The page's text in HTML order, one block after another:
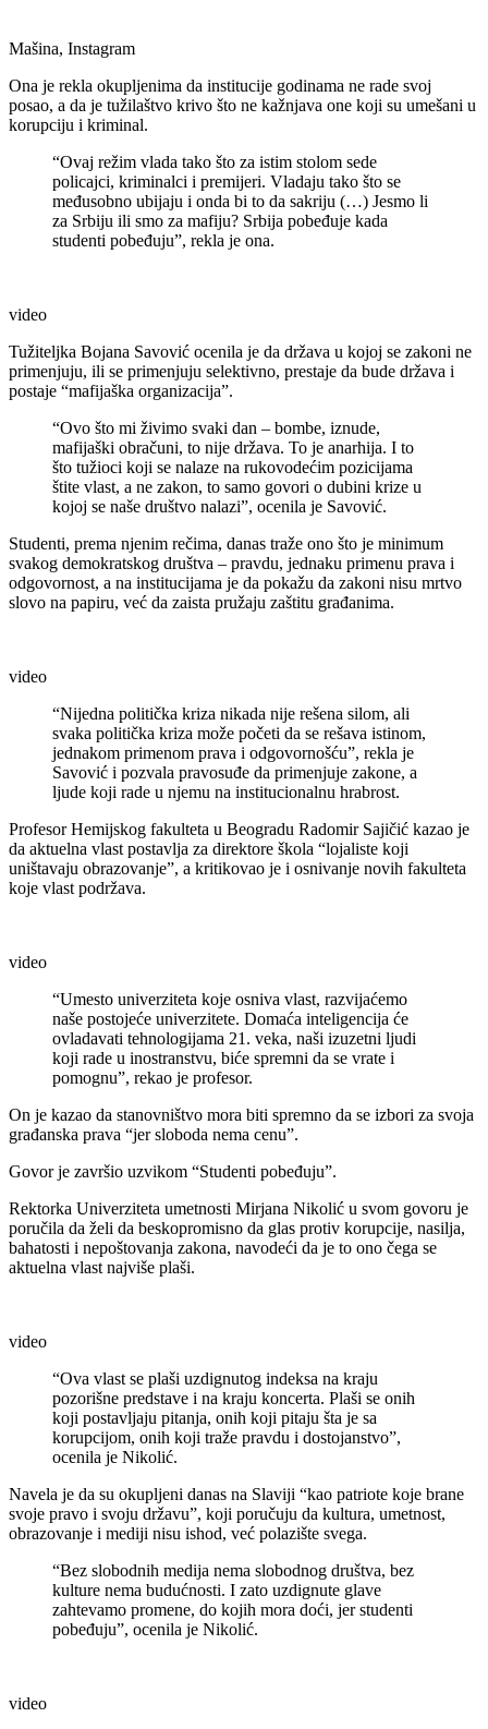
Mašina, Instagram
Ona je rekla okupljenima da institucije godinama ne rade svoj
posao, a da je tužilaštvo krivo što ne kažnjava one koji su umešani u
korupciju i kriminal.
“Ovaj režim vlada tako što za istim stolom sede
policajci, kriminalci i premijeri. Vladaju tako što se
međusobno ubijaju i onda bi to da sakriju (…) Jesmo li
za Srbiju ili smo za mafiju? Srbija pobeđuje kada
studenti pobeđuju”, rekla je ona.
video
Tužiteljka Bojana Savović ocenila je da država u kojoj se zakoni ne
primenjuju, ili se primenjuju selektivno, prestaje da bude država i
postaje “mafijaška organizacija”.
“Ovo što mi živimo svaki dan – bombe, iznude,
mafijaški obračuni, to nije država. To je anarhija. I to
što tužioci koji se nalaze na rukovodećim pozicijama
štite vlast, a ne zakon, to samo govori o dubini krize u
kojoj se naše društvo nalazi”, ocenila je Savović.
Studenti, prema njenim rečima, danas traže ono što je minimum
svakog demokratskog društva – pravdu, jednaku primenu prava i
odgovornost, a na institucijama je da pokažu da zakoni nisu mrtvo
slovo na papiru, već da zaista pružaju zaštitu građanima.
video
“Nijedna politička kriza nikada nije rešena silom, ali
svaka politička kriza može početi da se rešava istinom,
jednakom primenom prava i odgovornošću”, rekla je
Savović i pozvala pravosuđe da primenjuje zakone, a
ljude koji rade u njemu na institucionalnu hrabrost.
Profesor Hemijskog fakulteta u Beogradu Radomir Sajičić kazao je
da aktuelna vlast postavlja za direktore škola “lojaliste koji
uništavaju obrazovanje”, a kritikovao je i osnivanje novih fakulteta
koje vlast podržava.
video
“Umesto univerziteta koje osniva vlast, razvijaćemo
naše postojeće univerzitete. Domaća inteligencija će
ovladavati tehnologijama 21. veka, naši izuzetni ljudi
koji rade u inostranstvu, biće spremni da se vrate i
pomognu”, rekao je profesor.
On je kazao da stanovništvo mora biti spremno da se izbori za svoja
građanska prava “jer sloboda nema cenu”.
Govor je završio uzvikom “Studenti pobeđuju”.
Rektorka Univerziteta umetnosti Mirjana Nikolić u svom govoru je
poručila da želi da beskopromisno da glas protiv korupcije, nasilja,
bahatosti i nepoštovanja zakona, navodeći da je to ono čega se
aktuelna vlast najviše plaši.
video
“Ova vlast se plaši uzdignutog indeksa na kraju
pozorišne predstave i na kraju koncerta. Plaši se onih
koji postavljaju pitanja, onih koji pitaju šta je sa
korupcijom, onih koji traže pravdu i dostojanstvo”,
ocenila je Nikolić.
Navela je da su okupljeni danas na Slaviji “kao patriote koje brane
svoje pravo i svoju državu”, koji poručuju da kultura, umetnost,
obrazovanje i mediji nisu ishod, već polazište svega.
“Bez slobodnih medija nema slobodnog društva, bez
kulture nema budućnosti. I zato uzdignute glave
zahtevamo promene, do kojih mora doći, jer studenti
pobeđuju”, ocenila je Nikolić.
video